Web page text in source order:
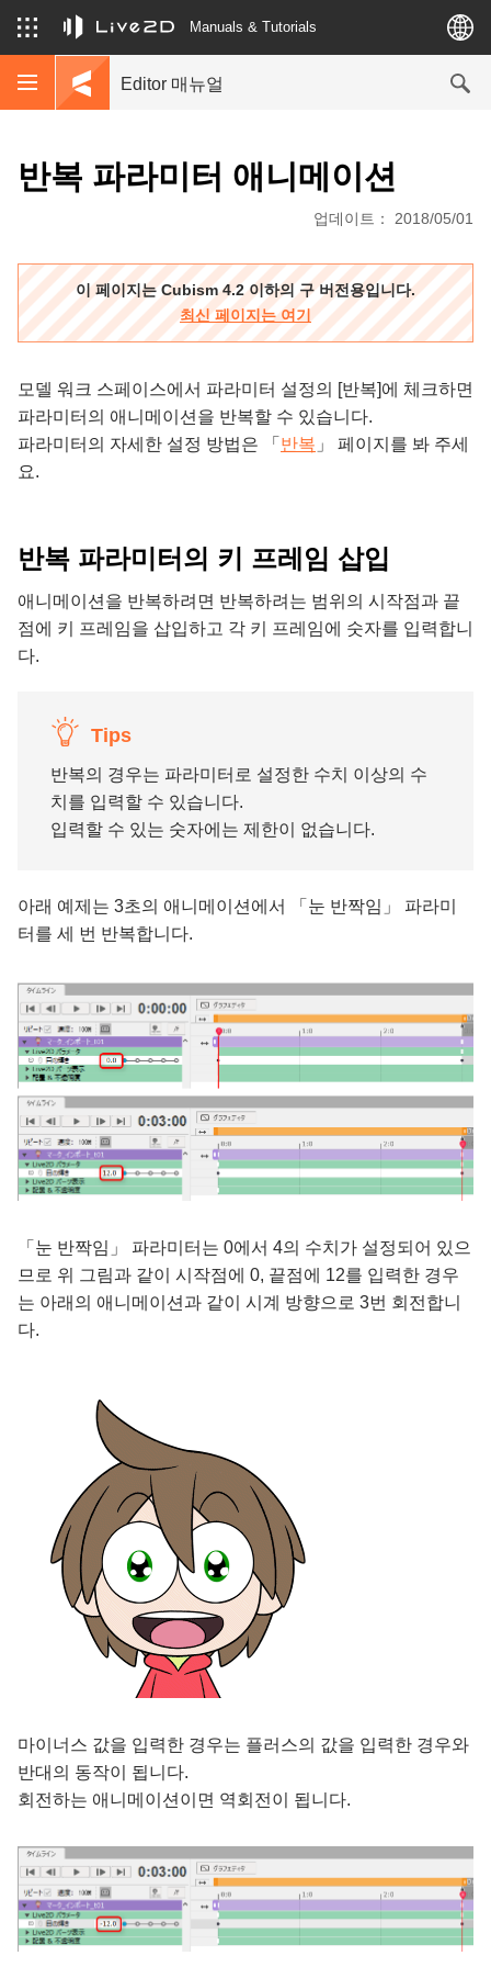
Manuals & Tutorials
Editor 매뉴얼
반복 파라미터 애니메이션
업데이트： 2018/05/01
이 페이지는 Cubism 4.2 이하의 구 버전용입니다.
최신 페이지는 여기
모델 워크 스페이스에서 파라미터 설정의 [반복]에 체크하면
파라미터의 애니메이션을 반복할 수 있습니다.
파라미터의 자세한 설정 방법은 「 반복 」 페이지를 봐 주세
요.
반복 파라미터의 키 프레임 삽입
애니메이션을 반복하려면 반복하려는 범위의 시작점과 끝
점에 키 프레임을 삽입하고 각 키 프레임에 숫자를 입력합니
다.
Tips
반복의 경우는 파라미터로 설정한 수치 이상의 수
치를 입력할 수 있습니다.
입력할 수 있는 숫자에는 제한이 없습니다.
아래 예제는 3초의 애니메이션에서 「눈 반짝임」 파라미
터를 세 번 반복합니다.
「눈 반짝임」 파라미터는 0에서 4의 수치가 설정되어 있으
므로 위 그림과 같이 시작점에 0, 끝점에 12를 입력한 경우
는 아래의 애니메이션과 같이 시계 방향으로 3번 회전합니
다.
마이너스 값을 입력한 경우는 플러스의 값을 입력한 경우와
반대의 동작이 됩니다.
회전하는 애니메이션이면 역회전이 됩니다.